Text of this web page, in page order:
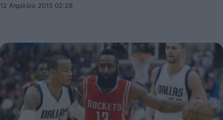
12 Απριλίου 2015 02:29